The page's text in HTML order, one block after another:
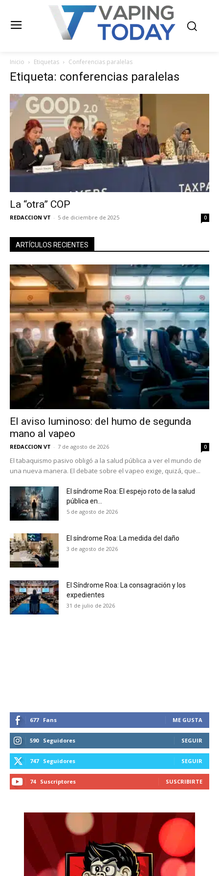
No te pierdas de las
receive all the news of vaping and
tobacco harm reduction in your email.
SUBSCRIBIRSE
Inicio Etiquetas Conferencias paralelas
Etiqueta: conferencias paralelas
La “otra” COP
REDACCION VT - 5 de diciembre de 2025 0
ARTÍCULOS RECIENTES
El aviso luminoso: del humo de segunda
mano al vapeo
REDACCION VT - 7 de agosto de 2026 0
El tabaquismo pasivo obligó a la salud pública a ver el mundo de
una nueva manera. El debate sobre el vapeo exige, quizá, que...
El síndrome Roa: El espejo roto de la salud
pública en...
5 de agosto de 2026
El síndrome Roa: La medida del daño
3 de agosto de 2026
El Síndrome Roa: La consagración y los
expedientes
31 de julio de 2026
677 Fans ME GUSTA
590 Seguidores SEGUIR
747 Seguidores SEGUIR
74 Suscriptores SUSCRIBIRTE